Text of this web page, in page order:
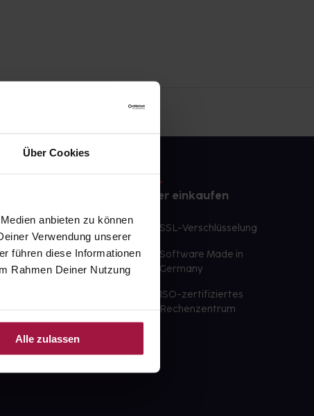
Über Cookies
anbieten zu können
Verwendung unserer
führen diese Informationen
Rahmen Deiner Nutzung
Alle zulassen
Wunschprodukte
sofort verfügbare
an Apotheken
Sicher einkaufen
SSL-Verschlüsselung
Software Made in
Germany
ISO-zertifiziertes
Rechenzentrum